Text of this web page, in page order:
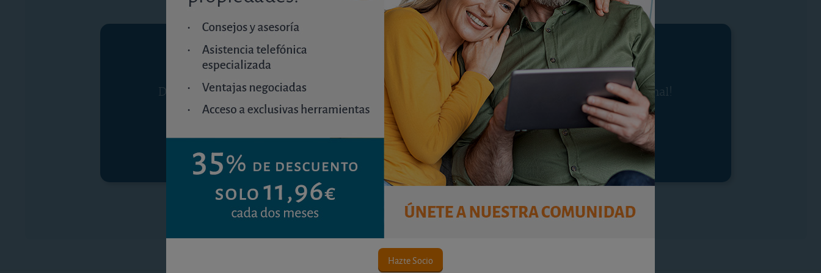
Hazte Socio
Contenido premium
Debe ser suscriptor para consultar este contenido. ¡Disfrute ya de nuestra oferta promocional!
Únete a OCU Inmobiliario